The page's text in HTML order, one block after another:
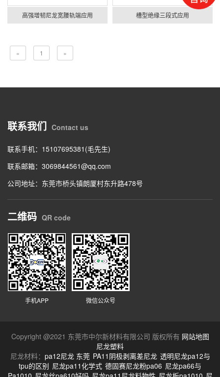
高强增韧尼龙宽腰轨端应用 槽型绝缘三段式应用
« 1 »
联系我们 Contact us
联系手机：15107695381(毛先生)
联系邮箱： 3069844561@qq.com
公司地址：东莞市桥头镇朗厦村东升路478号
二维码 QR code
手机APP 微信公众号
Copyright @2021 东莞市中尔新材料有限公司 版权所有 网站地图
尼龙塑料
尼龙材料： pa12尼龙 东莞 PA11阴极剥离差尼龙 透明尼龙pa12与
tpu的区别 尼龙pa11化学式 德固赛尼龙粉pa06 尼龙pa66与